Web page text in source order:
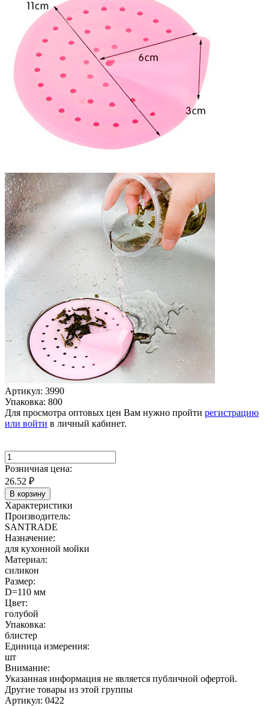
Артикул: 3990
Упаковка: 800
Для просмотра оптовых цен Вам нужно пройти регистрацию
или войти в личный кабинет.
Розничная цена:
26.52 ₽
В корзину
Характеристики
Производитель:
SANTRADE
Назначение:
для кухонной мойки
Материал:
силикон
Размер:
D=110 мм
Цвет:
голубой
Упаковка:
блистер
Единица измерения:
шт
Внимание:
Указанная информация не является публичной офертой.
Другие товары из этой группы
Артикул: 0422